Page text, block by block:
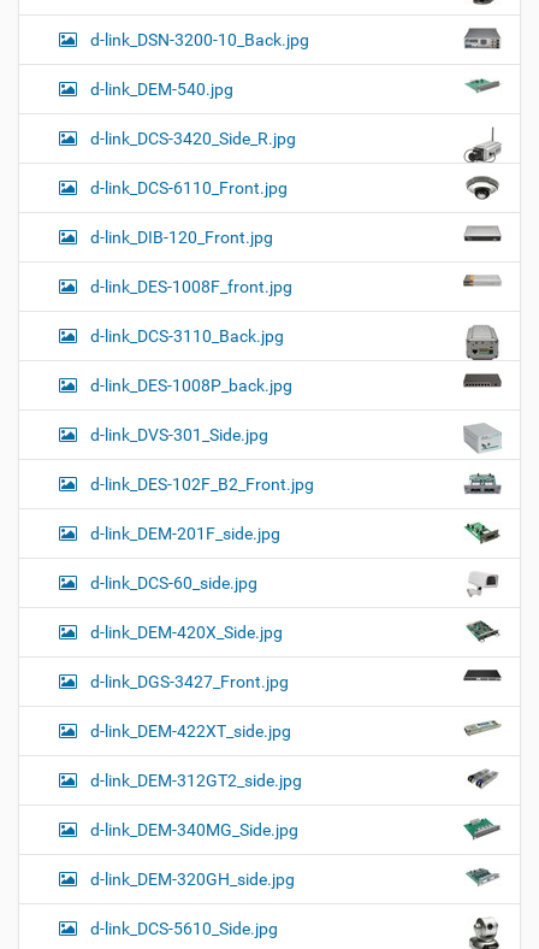
d-link_DSN-3200-10_Back.jpg
d-link_DEM-540.jpg
d-link_DCS-3420_Side_R.jpg
d-link_DCS-6110_Front.jpg
d-link_DIB-120_Front.jpg
d-link_DES-1008F_front.jpg
d-link_DCS-3110_Back.jpg
d-link_DES-1008P_back.jpg
d-link_DVS-301_Side.jpg
d-link_DES-102F_B2_Front.jpg
d-link_DEM-201F_side.jpg
d-link_DCS-60_side.jpg
d-link_DEM-420X_Side.jpg
d-link_DGS-3427_Front.jpg
d-link_DEM-422XT_side.jpg
d-link_DEM-312GT2_side.jpg
d-link_DEM-340MG_Side.jpg
d-link_DEM-320GH_side.jpg
d-link_DCS-5610_Side.jpg